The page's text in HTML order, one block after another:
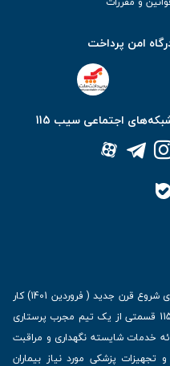
امن پرداخت
اجتماعی سیب 115
فروشگاه اینترنتی سیب 115 در اولین روزهای شروع قرن جدید ( فروردین 1401) کار
خود را آغاز کرد. از آنجایی که گروه سیب 115 قسمتی از یک تیم مجرب پرستاری
خدمات شایسته نگهداری و مراقبت
تجهیزات پزشکی مورد نیاز بیماران